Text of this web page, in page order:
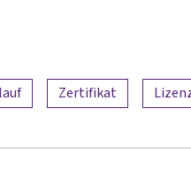
Zertifikat